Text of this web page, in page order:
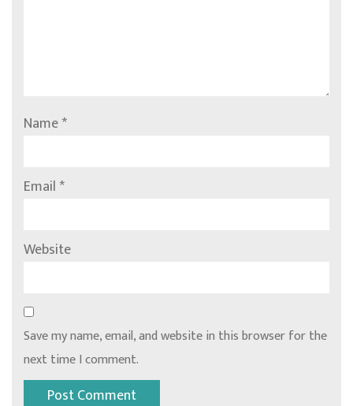
Name*
Email*
Website
Save my name, email, and website in this browser for the
next time I comment.